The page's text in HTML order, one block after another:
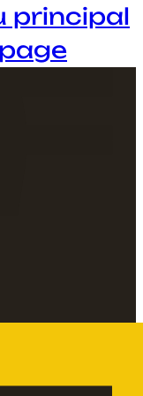
principal